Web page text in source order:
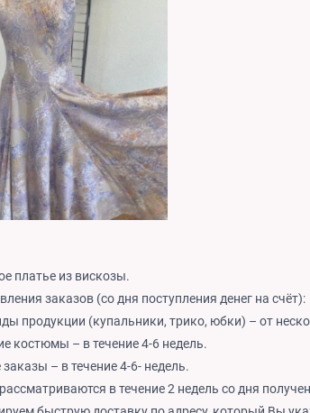
платье из вискозы.
заказов (со дня поступления денег на счёт):
продукции (купальники, трико, юбки) – от
костюмы – в течение 4-6 недель.
– в течение 4-6- недель.
в течение 2 недель со дня